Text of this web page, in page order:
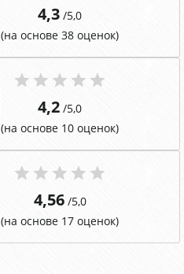
4,3 /5,0
(на основе 38 оценок)
4,2 /5,0
(на основе 10 оценок)
4,56 /5,0
(на основе 17 оценок)